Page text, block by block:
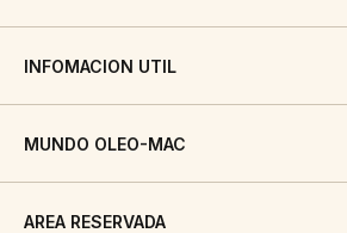
INFOMACION UTIL
MUNDO OLEO-MAC
AREA RESERVADA